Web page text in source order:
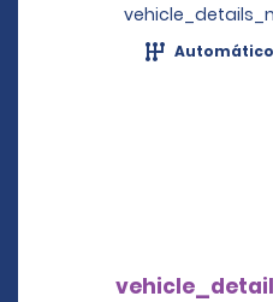
Automático